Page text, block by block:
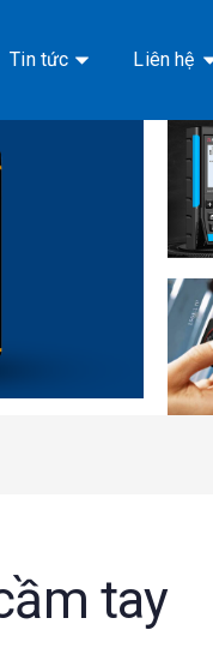
Tin tức Liên hệ
tay